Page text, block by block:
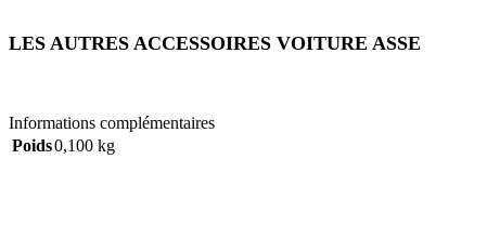
LES AUTRES ACCESSOIRES VOITURE ASSE
Informations complémentaires
Poids0,100 kg